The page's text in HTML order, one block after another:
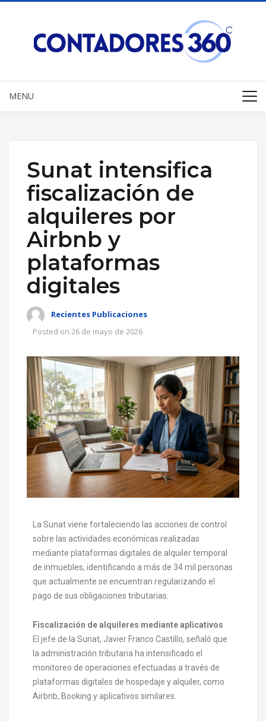
MENU
Sunat intensifica
fiscalización de
alquileres por
Airbnb y
plataformas
digitales
Recientes Publicaciones
Posted on 26 de mayo de 2026
La Sunat viene fortaleciendo las acciones de control
sobre las actividades económicas realizadas
mediante plataformas digitales de alquiler temporal
de inmuebles, identificando a más de 34 mil personas
que actualmente se encuentran regularizando el
pago de sus obligaciones tributarias.
Fiscalización de alquileres mediante aplicativos
El jefe de la Sunat, Javier Franco Castillo, señaló que
la administración tributaria ha intensificado el
monitoreo de operaciones efectuadas a través de
plataformas digitales de hospedaje y alquiler, como
Airbnb, Booking y aplicativos similares.